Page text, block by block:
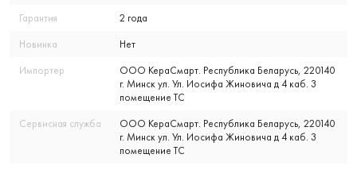
Гарантия 2 года
Новинка Нет
Импортер
ООО КераСмарт. Республика Беларусь, 220140
г. Минск ул. Ул. Иосифа Жиновича д 4 каб. 3
помещение ТС
Сервисная служба
ООО КераСмарт. Республика Беларусь, 220140
г. Минск ул. Ул. Иосифа Жиновича д 4 каб. 3
помещение ТС